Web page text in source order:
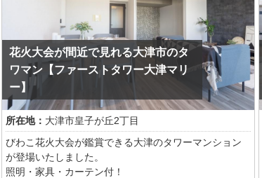
花火大会が間近で見れる大津市のタ
ワマン【ファーストタワー大津マリ
ー】
所在地： 大津市皇子が丘2丁目
びわこ花火大会が鑑賞できる大津のタワーマンション
が登場いたしました。
照明・家具・カーテン付！